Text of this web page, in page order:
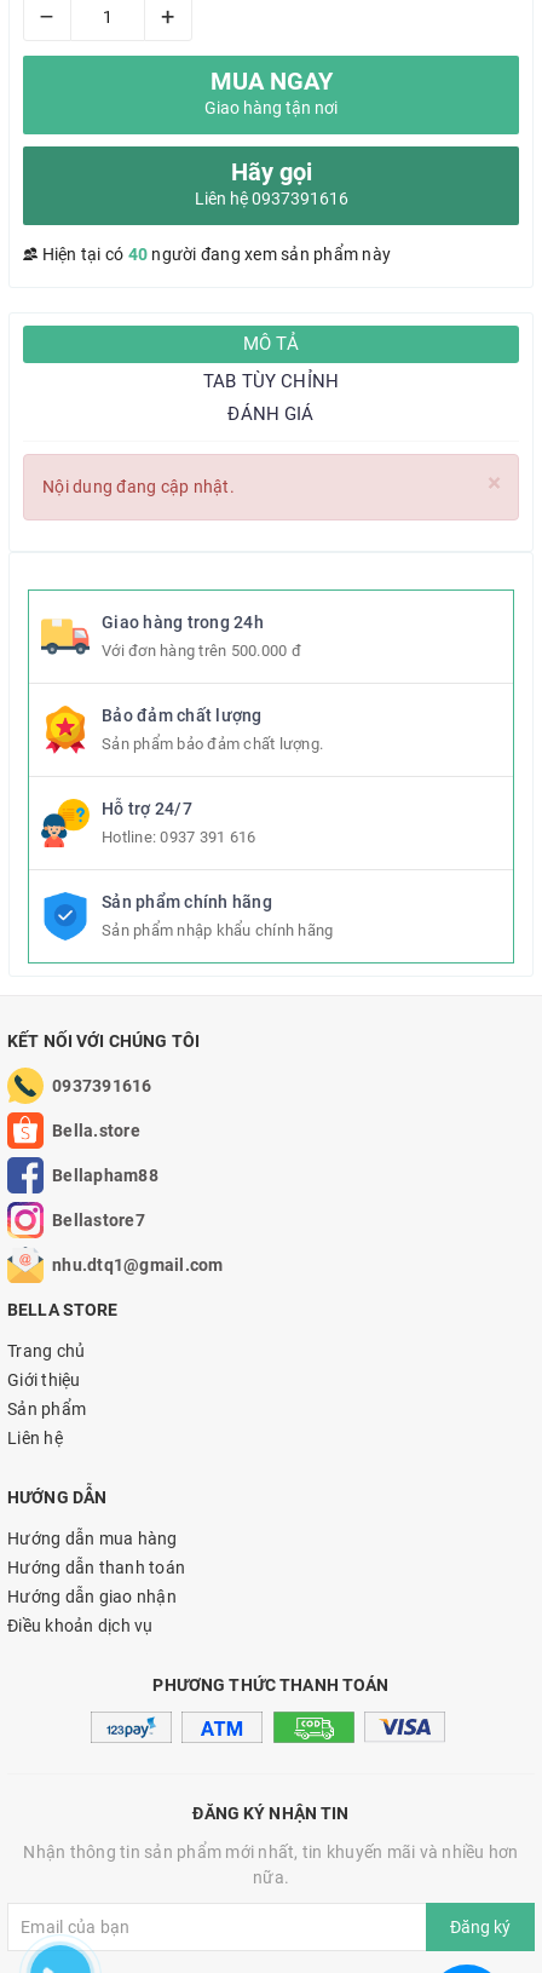
– +
MUA NGAY
Giao hàng tận nơi
Hãy gọi
Liên hệ 0937391616
Hiện tại có 40 người đang xem sản phẩm này
MÔ TẢ
TAB TÙY CHỈNH
ĐÁNH GIÁ
×
Nội dung đang cập nhật.
Giao hàng trong 24h
Với đơn hàng trên 500.000 đ
Bảo đảm chất lượng
Sản phẩm bảo đảm chất lượng.
Hỗ trợ 24/7
Hotline:0937 391 616
Sản phẩm chính hãng
Sản phẩm nhập khẩu chính hãng
KẾT NỐI VỚI CHÚNG TÔI
0937391616
Bella.store
Bellapham88
Bellastore7
nhu.dtq1@gmail.com
BELLA STORE
Trang chủ
Giới thiệu
Sản phẩm
Liên hệ
HƯỚNG DẪN
Hướng dẫn mua hàng
Hướng dẫn thanh toán
Hướng dẫn giao nhận
Điều khoản dịch vụ
PHƯƠNG THỨC THANH TOÁN
ĐĂNG KÝ NHẬN TIN
Nhận thông tin sản phẩm mới nhất, tin khuyến mãi và nhiều hơn
nữa.
Đăng ký